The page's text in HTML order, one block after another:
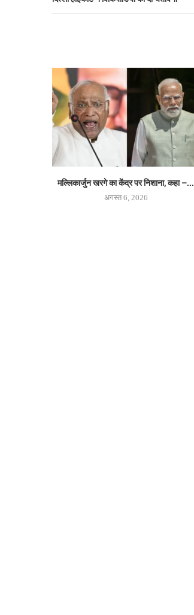
मल्लिकार्जुन खरगे का केंद्र पर निशाना, कहा –...
अगस्त 6, 2026